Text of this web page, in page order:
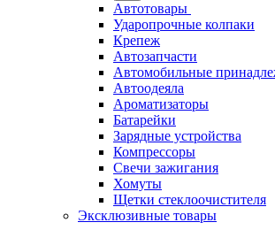
Автотовары
Ударопрочные колпаки
Крепеж
Автозапчасти
Автомобильные
Автоодеяла
Ароматизаторы
Батарейки
Зарядные устройства
Компрессоры
Свечи зажигания
Хомуты
Щетки стеклоочистителя
Эксклюзивные товары